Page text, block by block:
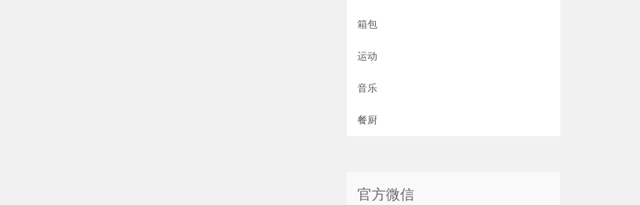
箱包
运动
音乐
餐厨
官方微信